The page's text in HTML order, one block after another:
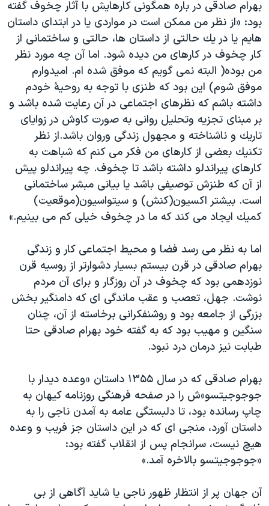
بهرام صادقی در باره همگونی کارهایش با آثار چخوف گفته
بود: «از نظر من ممكن است در مواردی یا در ابتدای داستان
هایم یا در یك حالتی از داستان ها، حالتی و ساختمانی از
كار چخوف در كارهای من دیده شود. اما آن چه مورد نظر
من بوده( البته نمی گویم كه موفق شده ام. امیدوارم
موفق شوم) این بود كه طنزی با توجه به روحیهٔ خودم
داشته باشم كه نظرهای اجتماعی در آن رعایت شده باشد و
بر مبنای تجزیه وتحلیل روانی به صورت كاوش در زوایای
تاریك و ناشناخته و مجهول زندگی وروان باشد.از نظر
تكنیك بعضی از كارهای من فكر می كنم كه شباهت به
كارهای پیراندلو داشته باشد تا چخوف. چه پیراندلو پیش
از آن كه طنزش توصیفی باشد یا بیانی مبشر ساختمانی
است. بیشتر اكسیون(كنش) و سیتواسیون(موقعیت)
كمیك ایجاد می كند كه ما در چخوف خیلی كم می بینیم.»
اما به نظر می رسد فضا و محیط اجتماعی کار و زندگی
بهرام صادقی در قرن بیستم بسیار دشوارتر از روسیه قرن
نوزدهمی بود که چخوف در آن روزگار و برای آن مردم
نوشت. جهل، تعصب و عقب ماندگی ای که دامنگیر بخش
بزرگی از جامعه بود و روشنفکرانی برخاسته از آن، چنان
سنگین و مهیب بود که به گفته خود بهرام صادقی حتا
طبابت نیز درمان درد نبود.
بهرام صادقی که در سال ۱۳۵۵ داستان «وعده دیدار با
جوجوجیتسو»ش را در صفحه فرهنگی روزنامه کیهان به
چاپ رسانده بود، تا دلبستگی عامه به آمدن ناجی را به
داستان آورد، منجی ای که در این داستان جز فریب و وعده
هیچ نیست، سرانجام پس از انقلاب گفته بود:
«جوجوجیتسو بالاخره آمد.»
آن جهان پر از انتظار ظهور ناجی یا شاید آگاهی از بی